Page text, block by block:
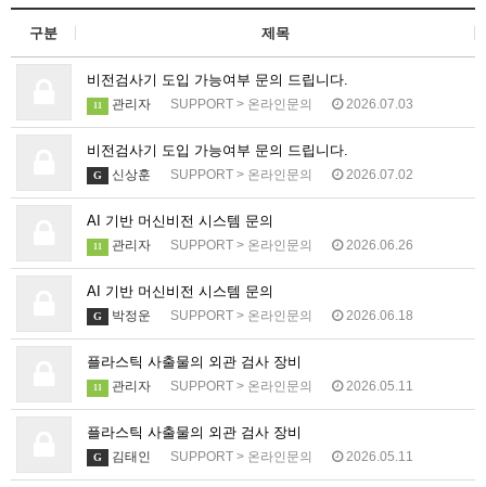
구분 제목
비전검사기 도입 가능여부 문의 드립니다.
11 관리자 SUPPORT > 온라인문의 2026.07.03
비전검사기 도입 가능여부 문의 드립니다.
G 신상훈 SUPPORT > 온라인문의 2026.07.02
AI 기반 머신비전 시스템 문의
11 관리자 SUPPORT > 온라인문의 2026.06.26
AI 기반 머신비전 시스템 문의
G 박정운 SUPPORT > 온라인문의 2026.06.18
플라스틱 사출물의 외관 검사 장비
11 관리자 SUPPORT > 온라인문의 2026.05.11
플라스틱 사출물의 외관 검사 장비
G 김태인 SUPPORT > 온라인문의 2026.05.11